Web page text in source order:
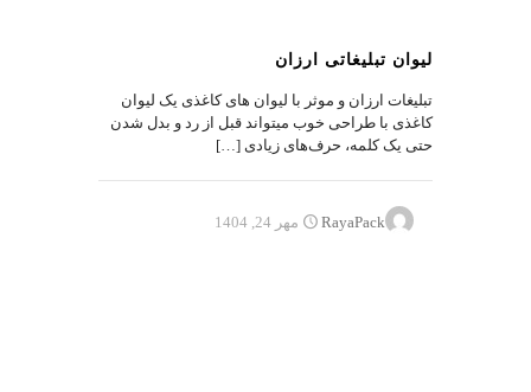
لیوان تبلیغاتی ارزان
تبلیغات ارزان و موثر با لیوان های کاغذی یک لیوان
کاغذی با طراحی خوب میتواند قبل از رد و بدل شدن
حتی یک کلمه، حرف‌های زیادی […]
RayaPack مهر 24, 1404